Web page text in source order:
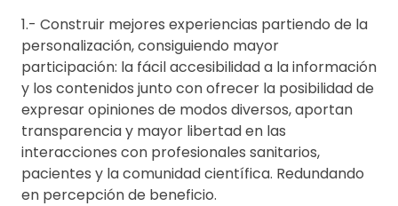
1.- Construir mejores experiencias partiendo de la
personalización, consiguiendo mayor
participación: la fácil accesibilidad a la información
y los contenidos junto con ofrecer la posibilidad de
expresar opiniones de modos diversos, aportan
transparencia y mayor libertad en las
interacciones con profesionales sanitarios,
pacientes y la comunidad científica. Redundando
en percepción de beneficio.